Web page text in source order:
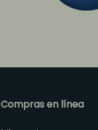
Compras en línea